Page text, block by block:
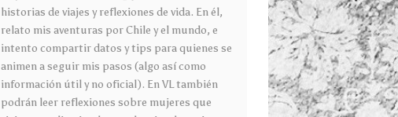
historias de viajes y reflexiones de vida. En él,
relato mis aventuras por Chile y el mundo, e
intento compartir datos y tips para quienes se
animen a seguir mis pasos (algo así como
información útil y no oficial). En VL también
podrán leer reflexiones sobre mujeres que